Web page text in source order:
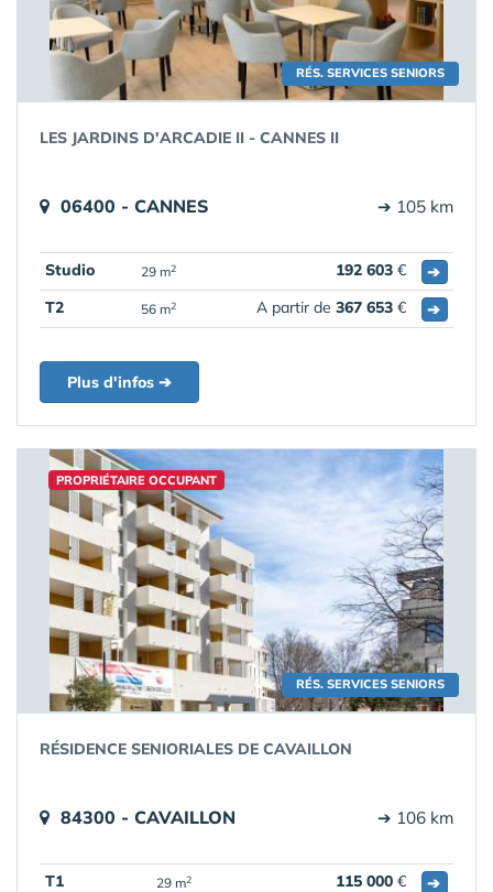
RÉS. SERVICES SENIORS
LES JARDINS D'ARCADIE II - CANNES II
06400 - CANNES ➔ 105 km
Studio 29 m2 192 603 €
➔
T2
56 m2 A partir de 367 653 € ➔
Plus d'infos ➔
RÉS. SERVICES SENIORS
PROPRIÉTAIRE OCCUPANT
RÉSIDENCE SENIORIALES DE CAVAILLON
84300 - CAVAILLON ➔ 106 km
T1 29 m2 115 000 € ➔